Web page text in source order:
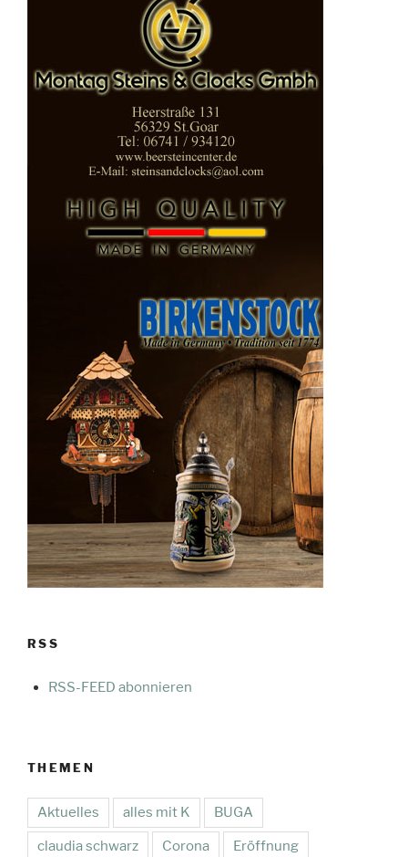
RSS
RSS-FEED abonnieren
THEMEN
Aktuelles alles mit K BUGA
claudia schwarz Corona Eröffnung